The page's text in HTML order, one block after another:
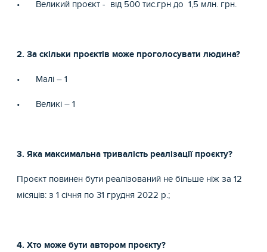
• Великий проєкт - від 500 тис.грн до 1,5 млн. грн.
2. За скільки проєктів може проголосувати людина?
• Малі – 1
• Великі – 1
3. Яка максимальна тривалість реалізації проєкту?
Проєкт повинен бути реалізований не більше ніж за 12
місяців: з 1 січня по 31 грудня 2022 р.;
4. Хто може бути автором проєкту?